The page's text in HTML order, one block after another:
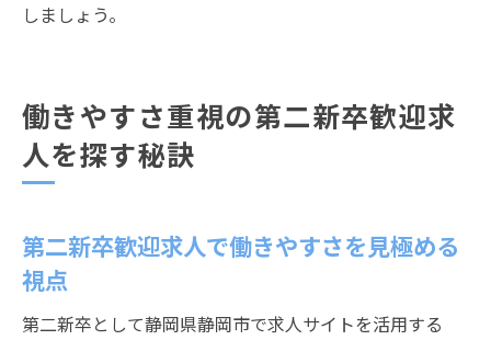
しましょう。
働きやすさ重視の第二新卒歓迎求
人を探す秘訣
第二新卒歓迎求人で働きやすさを見極める
視点
第二新卒として静岡県静岡市で求人サイトを活用する